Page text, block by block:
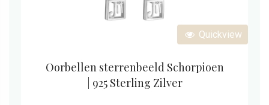
Quickview
Oorbellen sterrenbeeld Schorpioen
| 925 Sterling Zilver